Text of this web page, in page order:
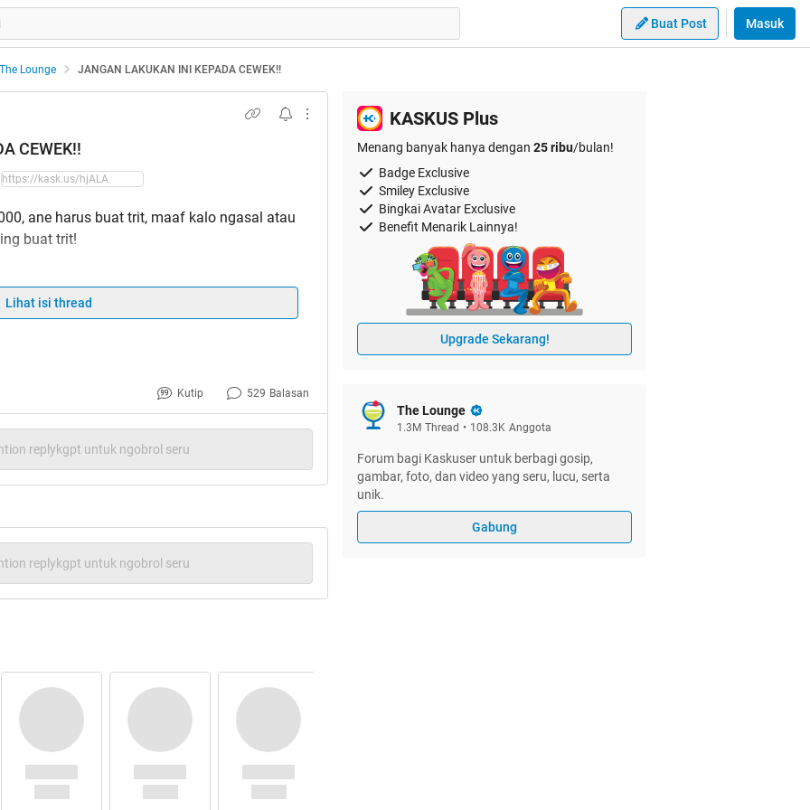
Buat Post Masuk
The Lounge JANGAN LAKUKAN INI KEPADA CEWEK!!
CEWEK!!
ane harus buat trit, maaf kalo ngasal atau
buat trit!
harus kamu hindari ketika PDKT dengan
tau apa saja yang disukai dan dibenci cewek.
kali ini kita hanya akan membahas hal-hal
menyebabkan cewek berubah menjadi
Lihat isi thread
Kutip 529 Balasan
replykgpt untuk ngobrol seru
replykgpt untuk ngobrol seru
KASKUS Plus
Menang banyak hanya dengan 25 ribu/bulan!
Badge Exclusive
Smiley Exclusive
Bingkai Avatar Exclusive
Benefit Menarik Lainnya!
Upgrade Sekarang!
The Lounge
1.3M Thread • 108.3K Anggota
Forum bagi Kaskuser untuk berbagi gosip,
gambar, foto, dan video yang seru, lucu, serta
unik.
Gabung